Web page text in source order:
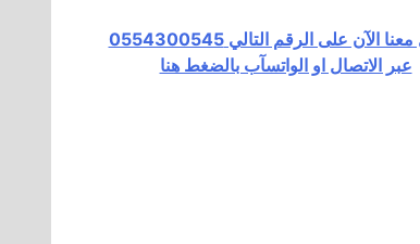
تواصل معنا الآن على الرقم التالي 0554300545
عبر الاتصال او الواتسآب بالضغط هنا